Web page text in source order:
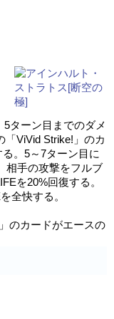
ターン目までのダメ
「ViVid Strike!」のカ
。5～7ターン目に
相手の攻撃をフルブ
を20%回復する。
全快する。
のカードがエースの